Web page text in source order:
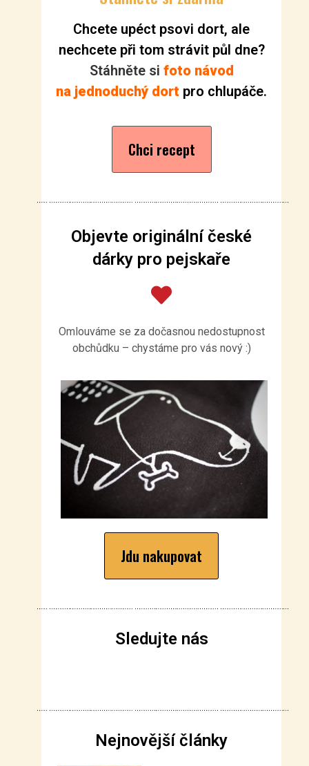
Chcete upéct psovi dort, ale
nechcete při tom strávit půl dne?
Stáhněte si foto návod
na jednoduchý dort pro chlupáče.
Chci recept
Objevte originální české
dárky pro pejskaře
Omlouváme se za dočasnou nedostupnost
obchůdku – chystáme pro vás nový :)
Jdu nakupovat
Sledujte nás
Nejnovější články